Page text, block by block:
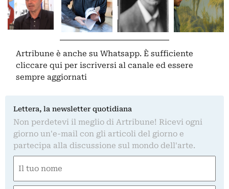
Artribune è anche su Whatsapp. È sufficiente
cliccare qui per iscriversi al canale ed essere
sempre aggiornati
Lettera, la newsletter quotidiana
Non perdetevi il meglio di Artribune! Ricevi ogni
giorno un'e-mail con gli articoli del giorno e
partecipa alla discussione sul mondo dell'arte.
(Obbligatorio)